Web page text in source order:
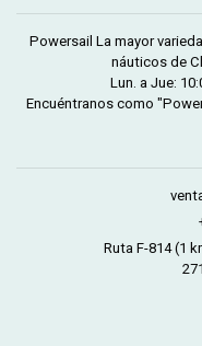
Powersail La mayor
náuticos de
Lun. a Jue:
Encuéntranos como
Ruta F-814 (1